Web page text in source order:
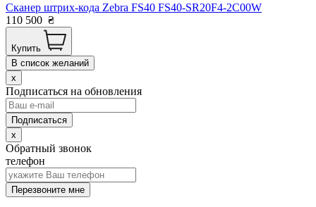
Сканер штрих-кода Zebra FS40 FS40-SR20F4-2C00W
110 500 ₴
Купить
В список желаний
x
Подписаться на обновления
x
Обратный звонок
телефон
Перезвоните мне